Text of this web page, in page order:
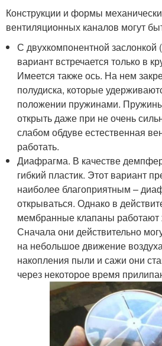
Конструкции и формы
вентиляционных каналов могут
С двухкомпонентной заслонкой
вариант встречается только в
Имеется также ось. На нем
полудиска, которые
положении пружинами.
открыть даже при не очень
слабом обдуве естественная
работать.
Диафрагма. В качестве
гибкий пластик. Этот вариант
наиболее благоприятным –
открываться. Однако в
мембранные клапаны работают
Сначала они действительно
на небольшое движение
накопления пыли и сажи они
через некоторое время